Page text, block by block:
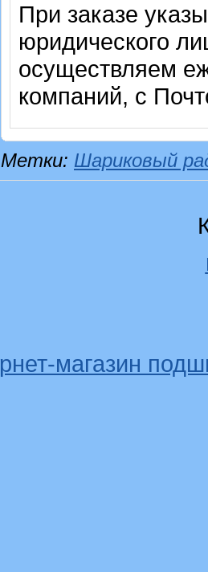
При заказе
юридического
осуществляем
компаний, с
Метки: Шариковый
магазин